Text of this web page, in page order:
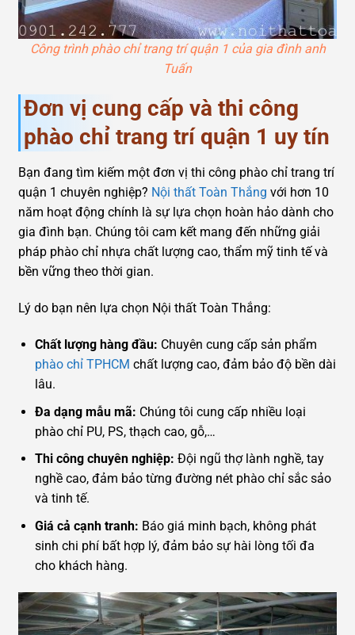
Công trình phào chỉ trang trí quận 1 của gia đình anh
Tuấn
Đơn vị cung cấp và thi công
phào chỉ trang trí quận 1 uy tín
Bạn đang tìm kiếm một đơn vị thi công phào chỉ trang trí
quận 1 chuyên nghiệp? Nội thất Toàn Thắng với hơn 10
năm hoạt động chính là sự lựa chọn hoàn hảo dành cho
gia đình bạn. Chúng tôi cam kết mang đến những giải
pháp phào chỉ nhựa chất lượng cao, thẩm mỹ tinh tế và
bền vững theo thời gian.
Lý do bạn nên lựa chọn Nội thất Toàn Thắng:
Chất lượng hàng đầu: Chuyên cung cấp sản phẩm
phào chỉ TPHCM chất lượng cao, đảm bảo độ bền dài
lâu.
Đa dạng mẫu mã: Chúng tôi cung cấp nhiều loại
phào chỉ PU, PS, thạch cao, gỗ,…
Thi công chuyên nghiệp: Đội ngũ thợ lành nghề, tay
nghề cao, đảm bảo từng đường nét phào chỉ sắc sảo
và tinh tế.
Giá cả cạnh tranh: Báo giá minh bạch, không phát
sinh chi phí bất hợp lý, đảm bảo sự hài lòng tối đa
cho khách hàng.